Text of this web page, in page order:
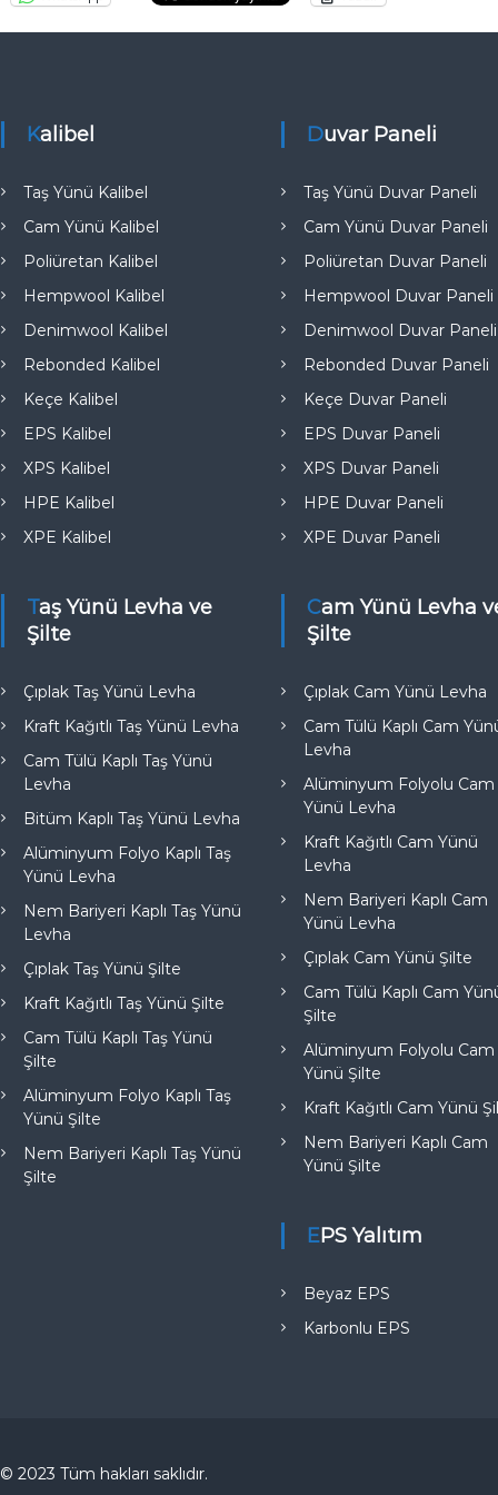
Kalibel
Taş Yünü Kalibel
Cam Yünü Kalibel
Poliüretan Kalibel
Hempwool Kalibel
Denimwool Kalibel
Rebonded Kalibel
Keçe Kalibel
EPS Kalibel
XPS Kalibel
HPE Kalibel
XPE Kalibel
Taş Yünü Levha ve
Şilte
Çıplak Taş Yünü Levha
Kraft Kağıtlı Taş Yünü Levha
Cam Tülü Kaplı Taş Yünü
Levha
Bitüm Kaplı Taş Yünü Levha
Alüminyum Folyo Kaplı Taş
Yünü Levha
Nem Bariyeri Kaplı Taş Yünü
Levha
Çıplak Taş Yünü Şilte
Kraft Kağıtlı Taş Yünü Şilte
Cam Tülü Kaplı Taş Yünü
Şilte
Alüminyum Folyo Kaplı Taş
Yünü Şilte
Nem Bariyeri Kaplı Taş Yünü
Şilte
Duvar Paneli
Taş Yünü Duvar Paneli
Cam Yünü Duvar Paneli
Poliüretan Duvar Paneli
Hempwool Duvar Paneli
Denimwool Duvar Paneli
Rebonded Duvar Paneli
Keçe Duvar Paneli
EPS Duvar Paneli
XPS Duvar Paneli
HPE Duvar Paneli
XPE Duvar Paneli
Cam Yünü Levha ve
Şilte
Çıplak Cam Yünü Levha
Cam Tülü Kaplı Cam
Levha
Alüminyum Folyolu Cam
Yünü Levha
Kraft Kağıtlı Cam Yünü
Levha
Nem Bariyeri Kaplı Cam
Yünü Levha
Çıplak Cam Yünü Şilte
Cam Tülü Kaplı Cam
Şilte
Alüminyum Folyolu Cam
Yünü Şilte
Kraft Kağıtlı Cam Yünü
Nem Bariyeri Kaplı Cam
Yünü Şilte
EPS Yalıtım
Beyaz EPS
Karbonlu EPS
© 2023 Tüm hakları saklıdır.